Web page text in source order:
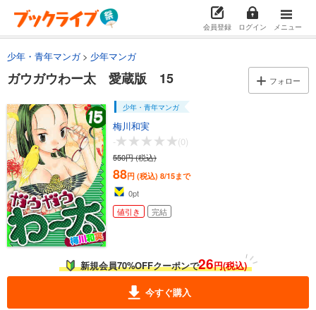
会員登録 ログイン メニュー
少年・青年マンガ 少年マンガ
ガウガウわー太 愛蔵版 15 フォロー
少年・青年マンガ
梅川和実
-
(0)
550円 (税込)
88円 (税込) 8/15まで
0pt
値引き
完結
新規会員70%OFFクーポンで26円(税込)
今すぐ購入
550円 (税込)
88 円 (税込) カート
550円 (税込)
88円 (税込)8/15まで
値引き
あらすじを表示する
ガウガウわー太 愛蔵版 5
550円 (税込)
88円 (税込)
値引き
あらすじを表示する
ガウガウわー太 愛蔵版 6